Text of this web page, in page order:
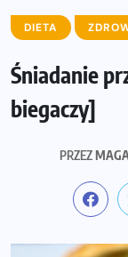
DIETA
Śniadanie
biegaczy]
PRZEZ